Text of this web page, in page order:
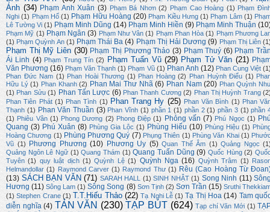
Ánh (34) Phạm Anh Xuân (3) Phạm Bá Nhơn (2) Phạm Cao Hoàng (1) Phạm
Nghi (1) Phạm Hổ (1) Phạm Hữu Hoàng (20) Phạm Kiều Hưng (1) Phạm Lâm (1)
Lê Tường Vi (1) Phạm Minh Dũng (14) Phạm Minh Hiền (9) Phạm Minh Thuận
Phạm Mỹ (1) Phạm Ngân (3) Phạm Như Vân (1) Phạm Phan Hòa (1) Phạm Phương
(1) Phạm Quỳnh An (1) Phạm Thái Ba (4) Phạm Thị Hải Dương (9) Phạm Thị Liên
Phạm Thị Mỹ Liên (30) Phạm Thị Phương Thảo (3) Phạm Thuý (6) Phạm
Ái Linh (4) Phạm Trung Tín (2) Phạm Tuấn Vũ (29) Phạm Tử Văn (21)
Văn Phương (16) Phạm Văn Thạnh (1) Phạm Vũ (1) Phan Anh (12) Phan Cung Việt
Phan Đức Nam (1) Phan Hoài Thương (1) Phan Hoàng (2) Phan Huỳnh Điểu (1)
Hữu Lý (1) Phan Khanh (2) Phan Mai Thư Nhã (6) Phan Nam (20) Phan Quỳnh
(1) Phan Sửu (1) Phan Tấn Lược (6) Phan Thanh Cương (2) Phan Thị Huỳnh Trang
Phan Tiên Phát (1) Phan Tình (1) Phan Trang Hy (25) Phan Văn Bình (1) Phan
Thạnh (1) Phan Văn Thuần (3) Phan Vĩnh (1) phần 1 (1) phần 2 (1) phần 3 (1) phần
(1) Phiêu Vân (1) Phong Dương (2) Phong Điệp (1) Phỏng vấn (7) Phú Ngọc (1)
Quang (3) Phú Xuân (8) Phùng Gia Lộc (1) Phùng Hiếu (10) Phùng Hiệu (1)
Hoàng Chương (1) Phùng Phương Quý (7) Phụng Thiên (1) Phùng Văn Khai (1)
Vũ (1) Phương Phương (10) Phương Uy (5) Quan Thế Âm (1) Quảng Ngọc
Quảng Ngôn Lê Ngữ (1) Quang Thám (1) Quang Tuấn Dũng (9) Quốc Hùng (2)
Tuyên (1) quy luật dịch (1) Quỳnh Lệ (1) Quỳnh Nga (16) Quỳnh Trâm (1)
Helmandollar (1) Raymond Carver (1) Raymond Thư (1) Rêu (Cao Hoàng Từ
(13) SÁCH BẠN VĂN (71) SARAH HALL (1) SINH NHẬT (1) Song Ninh (11)
Hương (11) Sông Lam (1) Sông Song (8) Sơn Tịnh (2) Sơn Trần (15) Sruthi
(1) Stephen Crane (1) T.T.Hiếu Thảo (22) Tạ Nghi Lễ (1) Tạ Thị Hoa (14) Tam
diễn nghĩa (4) TẢN VĂN (230) TẠP BÚT (624) Tạp chí Văn Mới (1)